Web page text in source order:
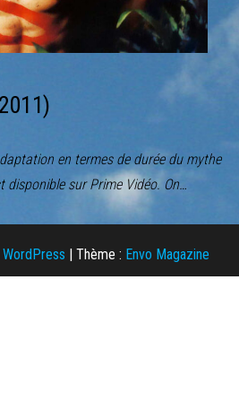
en termes de durée du mythe
disponible sur Prime Vidéo. On…
WordPress | Thème : Envo Magazine